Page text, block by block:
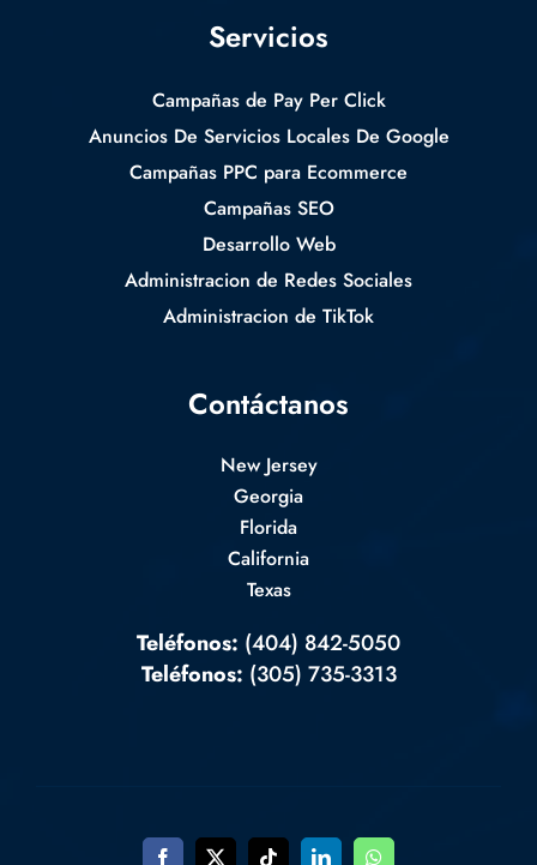
Servicios
Campañas de Pay Per Click
Anuncios De Servicios Locales De Google
Campañas PPC para Ecommerce
Campañas SEO
Desarrollo Web
Administracion de Redes Sociales
Administracion de TikTok
Contáctanos
New Jersey
Georgia
Florida
California
Texas
Teléfonos: (404) 842-5050
Teléfonos: (305) 735-3313